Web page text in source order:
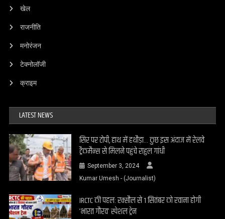
खेल
राजनीति
मनोरंजन
टेक्नोलॉजी
क्राइम
LATEST NEWS
सिर पर टोपी, हाथ में हथौड़ा… कुछ इस अंदाज में रेलवे
ट्रैकमैन्स से मिलने पहुंचे राहुल गांधी
September 3, 2024
Kumar Umesh - (Journalist)
IRCTC की पहल: रक्सौल से 1 सितंबर को रवाना होगी
‘भारत गौरव’ स्पेशल ट्रेन